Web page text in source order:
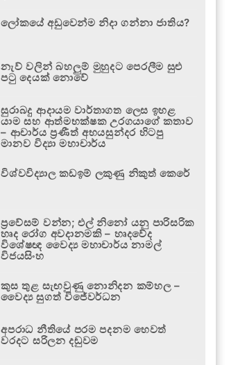
ලෝකයේ අඩුවෙන්ම නිදා ගන්නා ජාතිය?
නැව් වලින් බහලුම් මුහුදට පෙරලීම සුළු
පටු දෙයක් නොවේ
සුරාබදු ආදායම වාර්තාගත ලෙස ඉහළ
යාම සහ ආත්මභක්ෂක උරගයාගේ කතාව
– ආචාර්ය ප්‍රණීත් අභයසුන්දර හිටපු
මානව විද්‍යා මහාචාර්ය
විශ්වවිද්‍යාල කඩඉම් ලකුණු නිකුත් කෙරේ
ප්‍රවේසම් වන්න; එල් නිනෝ යනු පාරිසරික
හෘද රෝග අවදානමකි – හෘදවේද
විශේෂඥ වෛද්‍ය මහාචාර්ය නාමල්
විජයසිංහ
කුස තුළ සැඟවුණු නොනිදන කම්හල –
වෛද්‍ය සුගත් විජේවර්ධන
අපරාධ නීතියේ පරම පදනම හෙවත්
වරදට සරිලන දඬුවම